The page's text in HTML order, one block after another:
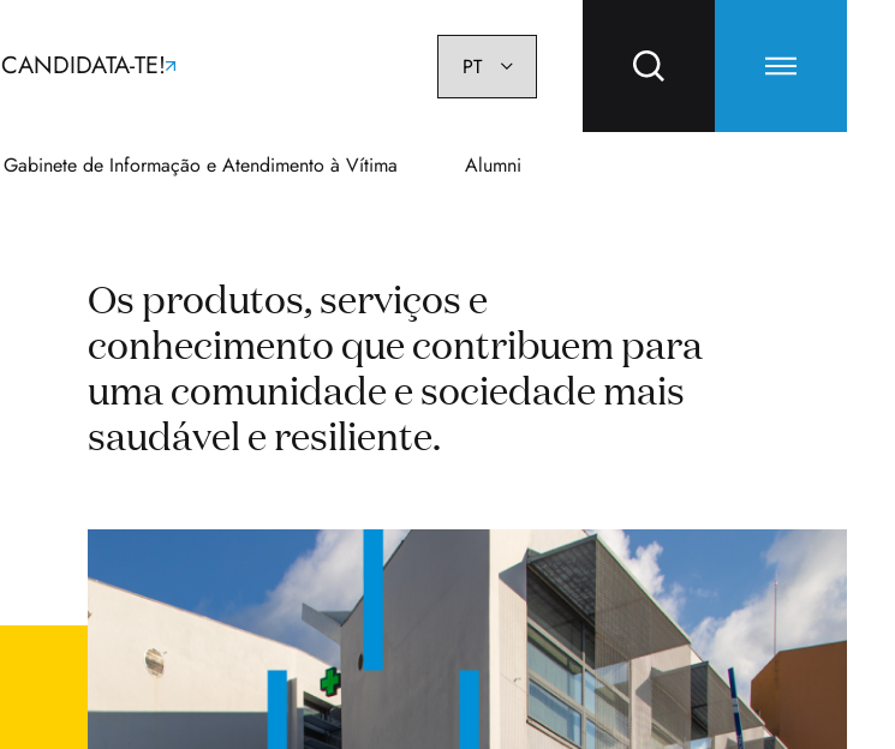
CANDIDATA-TE!
Gabinete de Informação e Atendimento à Vítima Alumni
Os produtos, serviços e
conhecimento que contribuem para
uma comunidade e sociedade mais
saudável e resiliente.